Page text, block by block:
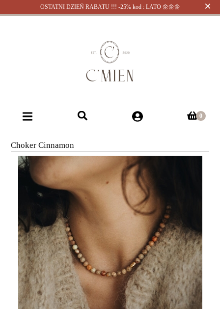
OSTATNI DZIEŃ RABATU !!! -25% kod : LATO 🌼🌼🌼 ×
Choker Cinnamon